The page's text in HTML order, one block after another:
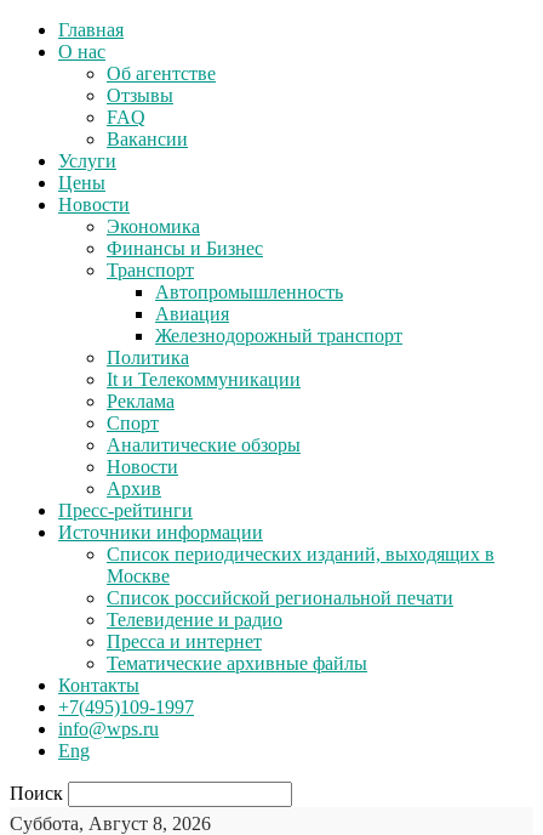
Главная
О нас
Об агентстве
Отзывы
FAQ
Вакансии
Услуги
Цены
Новости
Экономика
Финансы и Бизнес
Транспорт
Автопромышленность
Авиация
Железнодорожный транспорт
Политика
It и Телекоммуникации
Реклама
Спорт
Аналитические обзоры
Новости
Архив
Пресс-рейтинги
Источники информации
Список периодических изданий, выходящих в
Москве
Список российской региональной печати
Телевидение и радио
Пресса и интернет
Тематические архивные файлы
Контакты
+7(495)109-1997
info@wps.ru
Eng
Поиск
Суббота, Август 8, 2026